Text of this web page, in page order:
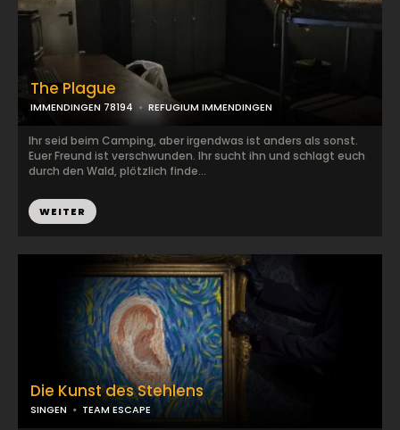
The Plague
IMMENDINGEN 78194 REFUGIUM IMMENDINGEN
Ihr seid beim Camping, aber irgendwas ist anders als sonst.
Euer Freund ist verschwunden. Ihr sucht ihn und schlagt euch
durch den Wald, plötzlich finde...
WEITER
Die Kunst des Stehlens
SINGEN TEAM ESCAPE